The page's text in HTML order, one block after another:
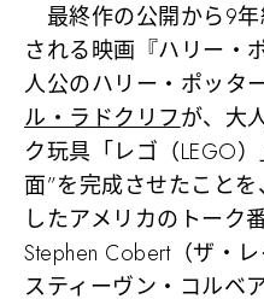
最終作の公開から9
される映画『ハリー・
人公のハリー・ポッタ
ル・ラドクリフが、大
ク玩具「レゴ（LEGO
面”を完成させたこと
したアメリカのトーク
Stephen Cobert（ザ・
スティーヴン・コルベ